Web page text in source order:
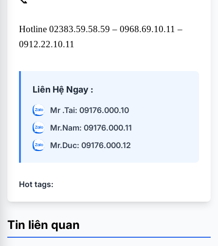
Tin liên quan
Hotline 02383.59.58.59 – 0968.69.10.11 –
0912.22.10.11
Liên Hệ Ngay :
Mr .Tai: 09176.000.10
Mr.Nam: 09176.000.11
Mr.Duc: 09176.000.12
Hot tags: